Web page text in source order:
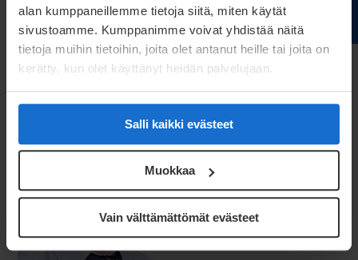
alan kumppaneillemme tietoja siitä, miten käytät
sivustoamme. Kumppanimme voivat yhdistää näitä
tietoja muihin tietoihin, joita olet antanut heille tai joita on
kerätty, kun olet käyttänyt heidän palvelujaan.
Salli kaikki evästeet
Muokkaa
Vain välttämättömät evästeet